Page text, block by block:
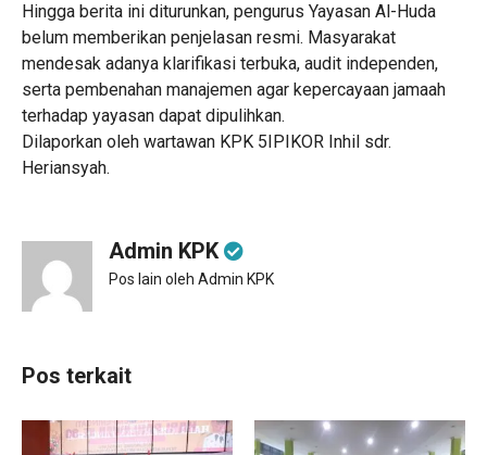
Hingga berita ini diturunkan, pengurus Yayasan Al-Huda
belum memberikan penjelasan resmi. Masyarakat
mendesak adanya klarifikasi terbuka, audit independen,
serta pembenahan manajemen agar kepercayaan jamaah
terhadap yayasan dapat dipulihkan.
Dilaporkan oleh wartawan KPK 5IPIKOR Inhil sdr.
Heriansyah.
Admin KPK
Pos lain oleh Admin KPK
Pos terkait